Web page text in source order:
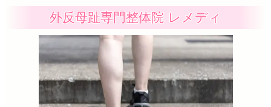
外反母趾専門整体院 レメディ